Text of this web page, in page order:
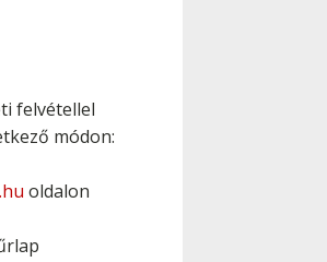
felvétellel
módon:
oldalon